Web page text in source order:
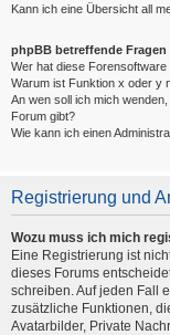
Kann ich eine Übersicht all
phpBB betreffende Fragen
Wer hat diese Forensoftware
Warum ist Funktion x oder y
An wen soll ich mich
Forum gibt?
Wie kann ich einen
Registrierung und
Wozu muss ich mich
Eine Registrierung ist
dieses Forums
schreiben. Auf jeden Fall
zusätzliche Funktionen,
Avatarbilder, Private